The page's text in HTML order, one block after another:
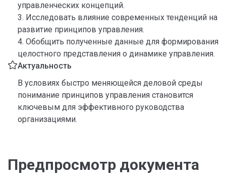
управленческих концепций.
3. Исследовать влияние современных тенденций на
развитие принципов управления.
4. Обобщить полученные данные для формирования
целостного представления о динамике управления.
Актуальность
В условиях быстро меняющейся деловой среды
понимание принципов управления становится
ключевым для эффективного руководства
организациями.
Предпросмотр документа